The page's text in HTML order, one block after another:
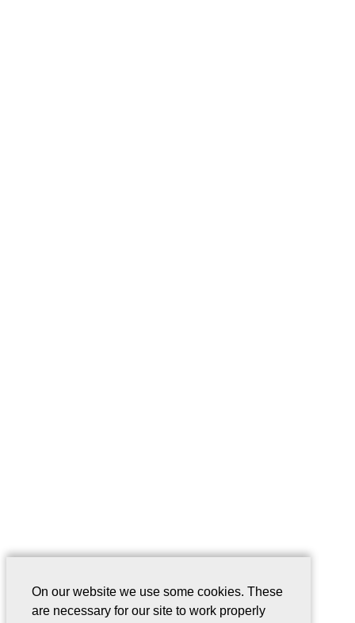
On our website we use some cookies. These
are necessary for our site to work properly